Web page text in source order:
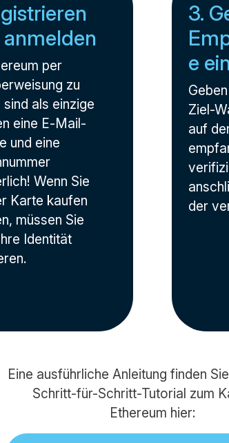
per
zu
sind als einzige
eine E-Mail-
und eine
Wenn Sie
Karte kaufen
müssen Sie
Identität
3.
e
Ziel-
auf
der
Eine ausführliche Anleitung finden
Schritt-für-Schritt-Tutorial zum
Ethereum hier: